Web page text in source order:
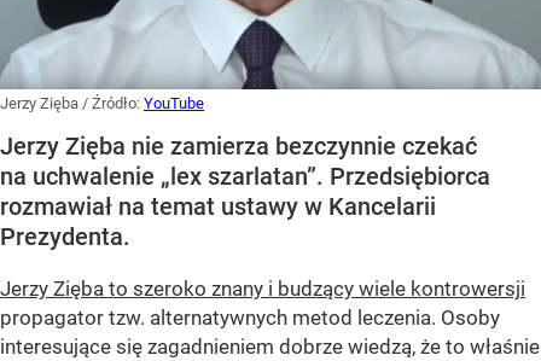
Jerzy Zięba / Źródło: YouTube
Jerzy Zięba nie zamierza bezczynnie czekać
na uchwalenie „lex szarlatan”. Przedsiębiorca
rozmawiał na temat ustawy w Kancelarii
Prezydenta.
Jerzy Zięba to szeroko znany i budzący wiele kontrowersji
propagator tzw. alternatywnych metod leczenia. Osoby
interesujące się zagadnieniem dobrze wiedzą, że to właśnie